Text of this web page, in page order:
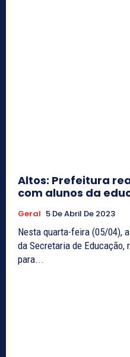
Altos: Prefeitura
com alunos da
Geral 5 De Abril De 2023
Nesta quarta-feira (05/04),
da Secretaria de
para...